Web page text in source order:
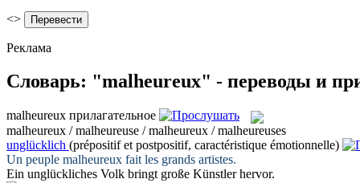
<>
Реклама
Словарь: "malheureux" - переводы и
malheureux прилагательное
malheureux / malheureuse / malheureux / malheureuses
unglücklich (prépositif et postpositif, caractéristique émotionnelle)
Un peuple malheureux fait les grands artistes.
Ein unglückliches Volk bringt große Künstler hervor.